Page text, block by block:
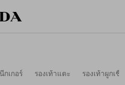
เปล่า สำรวจคอลเล็กชั่น
กเกอร์ รองเท้าแตะ รองเท้าผูกเชื